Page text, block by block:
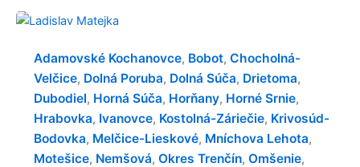
Adamovské Kochanovce, Bobot, Chocholná-
Velčice, Dolná Poruba, Dolná Súča, Drietoma,
Dubodiel, Horná Súča, Horňany, Horné Srnie,
Hrabovka, Ivanovce, Kostolná-Záriečie, Krivosúd-
Bodovka, Melčice-Lieskové, Mníchova Lehota,
Motešice, Nemšová, Okres Trenčín, Omšenie,